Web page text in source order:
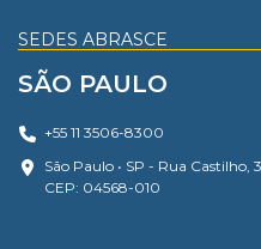
SEDES ABRASCE
SÃO PAULO
+55 11 3506-8300
São Paulo • SP - Rua Castilho,
CEP: 04568-010